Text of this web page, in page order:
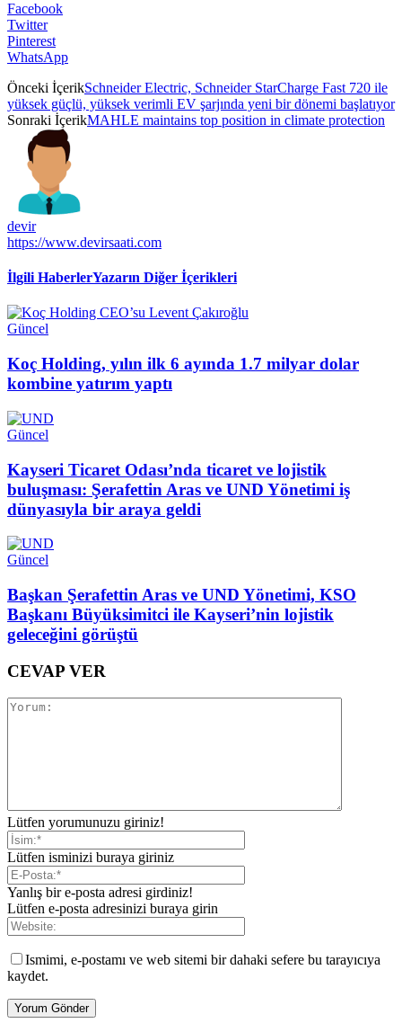
Facebook
Twitter
Pinterest
WhatsApp
Önceki İçerikSchneider Electric, Schneider StarCharge Fast 720 ile
yüksek güçlü, yüksek verimli EV şarjında yeni bir dönemi başlatıyor
Sonraki İçerikMAHLE maintains top position in climate protection
devir
https://www.devirsaati.com
İlgili HaberlerYazarın Diğer İçerikleri
Güncel
Koç Holding, yılın ilk 6 ayında 1.7 milyar dolar
kombine yatırım yaptı
Güncel
Kayseri Ticaret Odası’nda ticaret ve lojistik
buluşması: Şerafettin Aras ve UND Yönetimi iş
dünyasıyla bir araya geldi
Güncel
Başkan Şerafettin Aras ve UND Yönetimi, KSO
Başkanı Büyüksimitci ile Kayseri’nin lojistik
geleceğini görüştü
CEVAP VER
Lütfen yorumunuzu giriniz!
Lütfen isminizi buraya giriniz
Yanlış bir e-posta adresi girdiniz!
Lütfen e-posta adresinizi buraya girin
Ismimi, e-postamı ve web sitemi bir dahaki sefere bu tarayıcıya
kaydet.